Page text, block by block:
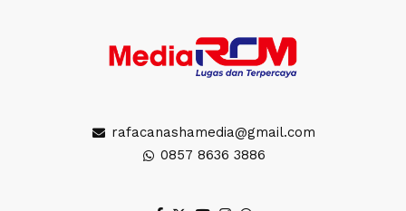
rafacanashamedia@gmail.com
0857 8636 3886